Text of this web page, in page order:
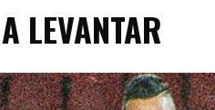
LEVANTAR